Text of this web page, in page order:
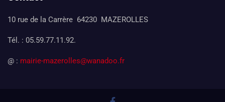
10 rue de la Carrère 64230 MAZEROLLES
Tél. : 05.59.77.11.92.
@ : mairie-mazerolles@wanadoo.fr